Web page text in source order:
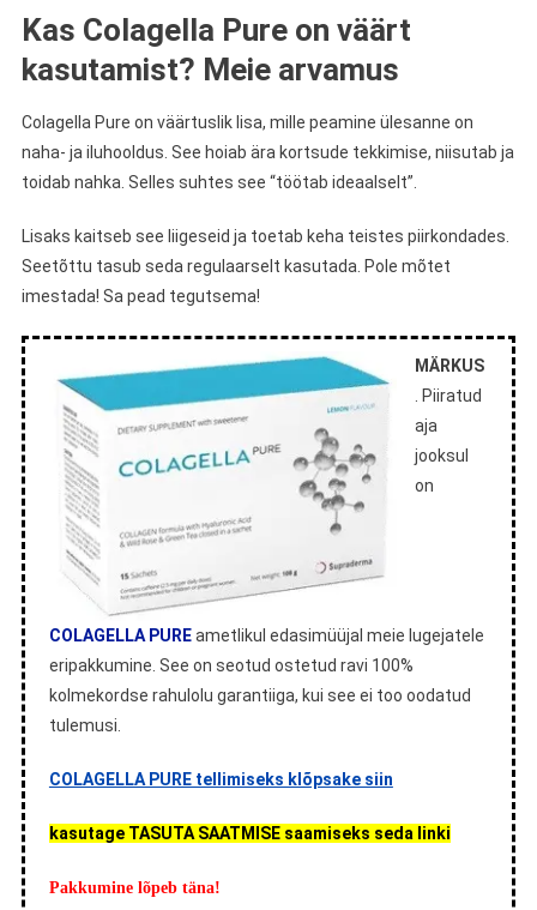
Kas Colagella Pure on väärt
kasutamist? Meie arvamus
Colagella Pure on väärtuslik lisa, mille peamine ülesanne on
naha- ja iluhooldus. See hoiab ära kortsude tekkimise, niisutab ja
toidab nahka. Selles suhtes see “töötab ideaalselt”.
Lisaks kaitseb see liigeseid ja toetab keha teistes piirkondades.
Seetõttu tasub seda regulaarselt kasutada. Pole mõtet
imestada! Sa pead tegutsema!
MÄRKUS
. Piiratud
aja
jooksul
on
COLAGELLA PUREametlikul edasimüüjal meie lugejatele
eripakkumine. See on seotud ostetud ravi 100%
kolmekordse rahulolu garantiiga, kui see ei too oodatud
tulemusi.
COLAGELLA PURE tellimiseks klõpsake siin
kasutage TASUTA SAATMISE saamiseks seda linki
Pakkumine lõpeb täna!